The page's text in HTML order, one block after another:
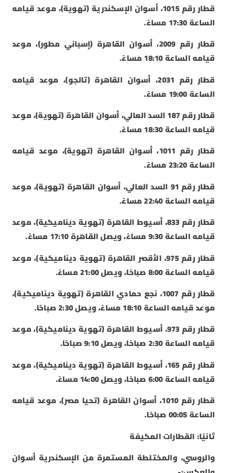
قطار رقم 1015، أسوان الإسكندرية (تهوية)، موعد قيامه
الساعة 17:30 مساءً.
قطار رقم 2009، أسوان القاهرة (إسباني مطور)، موعد
قيامه الساعة 18:10 مساءً.
قطار رقم 2031، أسوان القاهرة (تالجو)، موعد قيامه
الساعة 19:00 مساءً.
قطار رقم 187 السد العالي، أسوان القاهرة (تهوية)، موعد
قيامه الساعة 18:30 مساءً.
قطار رقم 1011، أسوان القاهرة (تهوية)، موعد قيامه
الساعة 23:20 مساءً.
قطار رقم 91 السد العالي، أسوان القاهرة (تهوية)، موعد
قيامه الساعة 22:40 مساءً.
قطار رقم 833، أسيوط القاهرة (تهوية ديناميكية)، موعد
قيامه الساعة 9:30 مساءً، ويصل القاهرة 17:10 مساءً.
قطار رقم 975، الأقصر القاهرة (تهوية ديناميكية)، موعد
قيامه الساعة 8:00 صباحًا، ويصل 21:00 مساءً.
قطار رقم 1007، نجع حمادي القاهرة (تهوية ديناميكية)،
موعد قيامه الساعة 18:10 مساءً، ويصل 2:30 صباحًا.
قطار رقم 973، أسيوط القاهرة (تهوية ديناميكية)، موعد
قيامه الساعة 2:30 صباحًا، ويصل 9:10 صباحًا.
قطار رقم 165، أسيوط القاهرة (تهوية ديناميكية)، موعد
قيامه الساعة 6:00 صباحًا، ويصل 14:00 مساءً.
قطار رقم 1010، أسوان القاهرة (تحيا مصر)، موعد قيامه
الساعة 00:05 صباحًا.
ثانيًا: القطارات المكيفة
والروسي، والمختلطة المستمرة من الإسكندرية أسوان